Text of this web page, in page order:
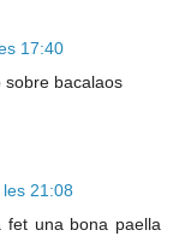
17:40
sobre bacalaos
21:08
una bona paella